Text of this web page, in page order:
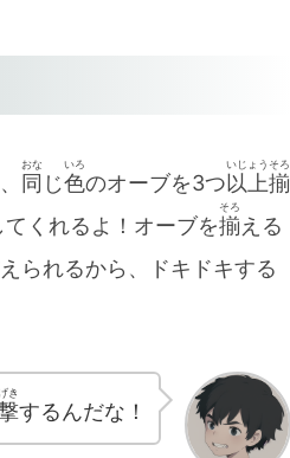
同
おな
じ色
いろ
のオーブを3つ以上
いじょう
揃
そろ
てくれるよ！オーブを揃
そろ
える
えられるから、ドキドキする
き
するんだな！